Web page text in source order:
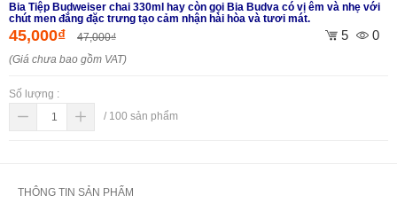
Bia Tiệp Budweiser chai 330ml hay còn gọi Bia Budva có vị êm và nhẹ với
chút men đắng đặc trưng tạo cảm nhận hài hòa và tươi mát.
45,000₫ 47,000₫ 5 0
(Giá chưa bao gồm VAT)
Số lượng :
/ 100 sản phẩm
THÔNG TIN SẢN PHẨM